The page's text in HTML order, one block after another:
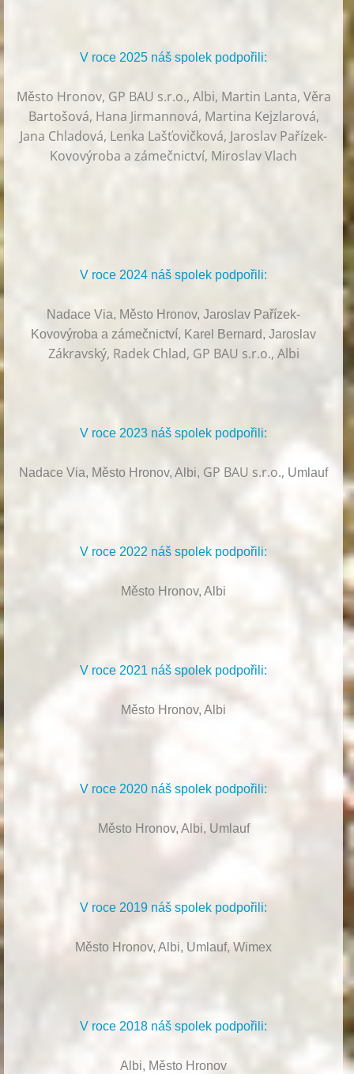
V roce 2025 náš spolek podpořili:
Město Hronov, GP BAU s.r.o., Albi, Martin Lanta, Věra
Bartošová, Hana Jirmannová, Martina Kejzlarová,
Jana Chladová, Lenka Lašťovičková, Jaroslav Pařízek-
Kovovýroba a zámečnictví, Miroslav Vlach
V roce 2024 náš spolek podpořili:
Nadace Via, Město Hronov, Jaroslav Pařízek-
Kovovýroba a zámečnictví, Karel Bernard, Jaroslav
Zákravský, Radek Chlad, GP BAU s.r.o., Albi
V roce 2023 náš spolek podpořili:
Nadace Via, Město Hronov, Albi, GP BAU s.r.o., Umlauf
V roce 2022 náš spolek podpořili:
Město Hronov, Albi
V roce 2021 náš spolek podpořili:
Město Hronov, Albi
V roce 2020 náš spolek podpořili:
Město Hronov, Albi, Umlauf
V roce 2019 náš spolek podpořili:
Město Hronov, Albi, Umlauf, Wimex
V roce 2018 náš spolek podpořili:
Albi, Město Hronov